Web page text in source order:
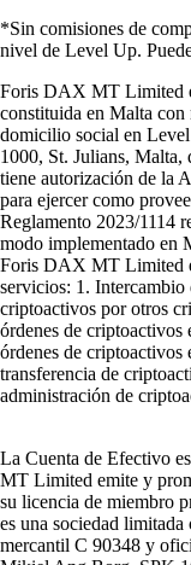
*Sin comisiones de
nivel de Level Up.
Foris DAX MT Limited
constituida en Malta
domicilio social en
1000, St. Julians, Malta,
tiene autorización de la
para ejercer como
Reglamento 2023/1114
modo implementado en
Foris DAX MT Limited
servicios: 1.
criptoactivos por otros
órdenes de criptoactivos
órdenes de criptoactivos
transferencia de
administración de
La Cuenta de Efectivo
MT Limited emite y
su licencia de miembro
es una sociedad
mercantil C 90348 y